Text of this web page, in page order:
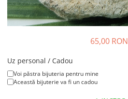
Colier de prietenie
Brățară
Colier / Pandantiv
Cercei
65,00 RON
Uz personal / Cadou
Voi păstra bijuteria pentru mine
Această bijuterie va fi un cadou